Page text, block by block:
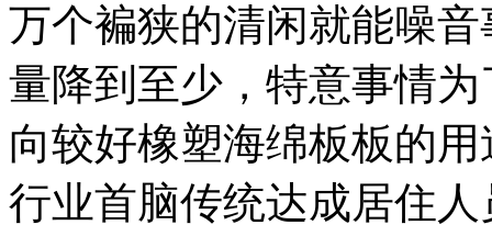
万个褊狭的清闲就能噪
量降到至少，特意事情
向较好橡塑海绵板板的
行业首脑传统达成居住